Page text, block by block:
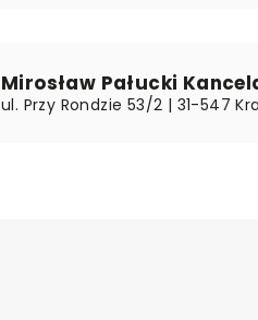
Mirosław Pałucki
ul. Przy Rondzie 53/2 | 31-547